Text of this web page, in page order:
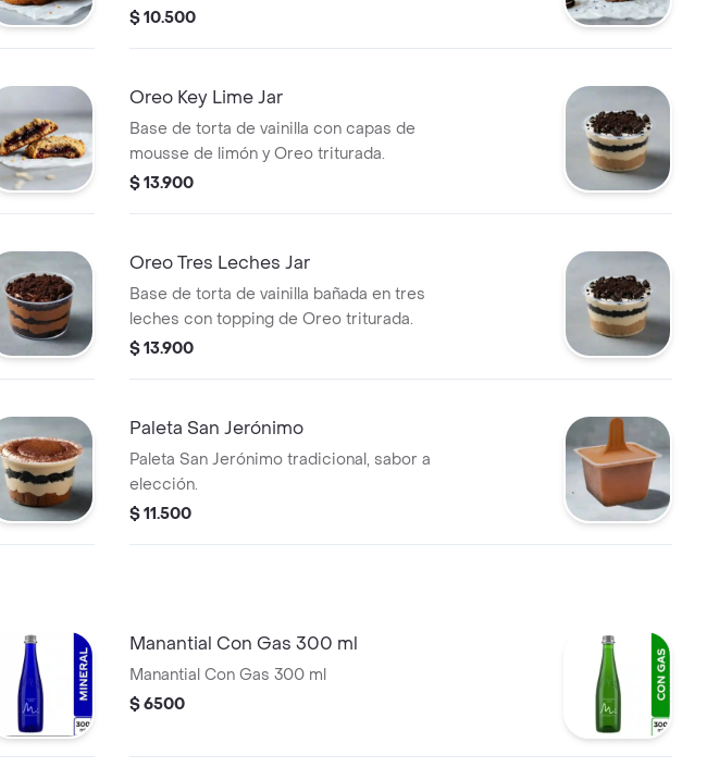
$ 10.500
Oreo Key Lime Jar
Base de torta de vainilla con capas de
mousse de limón y Oreo triturada.
$ 13.900
Oreo Tres Leches Jar
Base de torta de vainilla bañada en tres
leches con topping de Oreo triturada.
$ 13.900
Paleta San Jerónimo
Paleta San Jerónimo tradicional, sabor a
elección.
$ 11.500
Manantial Con Gas 300 ml
Manantial Con Gas 300 ml
$ 6500